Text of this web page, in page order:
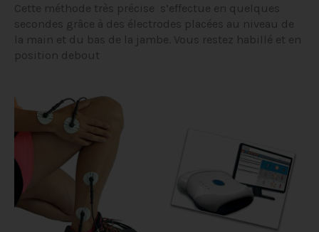
Cette méthode très précise s’effectue en quelques
secondes grâce à des électrodes placées au niveau de
la main et du bas de la jambe. Vous restez habillé et en
position debout